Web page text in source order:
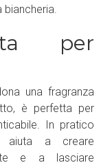
biancheria.
per
una fragranza
è perfetta per
In pratico
aiuta a creare
e a lasciare